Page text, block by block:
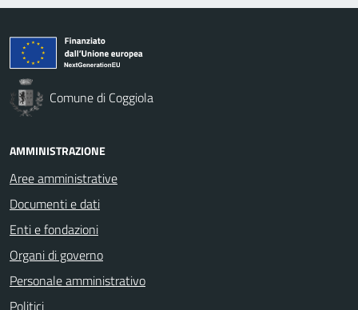
Comune di Coggiola
AMMINISTRAZIONE
Aree amministrative
Documenti e dati
Enti e fondazioni
Organi di governo
Personale amministrativo
Politici